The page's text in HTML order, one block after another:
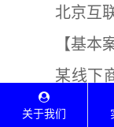
北京互联
【基本案
某线下商
商店同名的
关于我们